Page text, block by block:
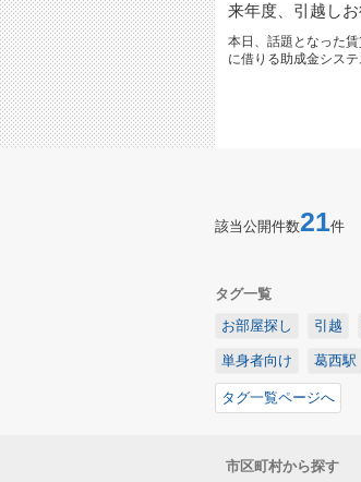
来年度、引越し
本日、話題となった
に借りる助成金シス
該当公開件数21件
タグ一覧
お部屋探し
引越
単身者向け 葛西駅
タグ一覧ページへ
市区町村から探す